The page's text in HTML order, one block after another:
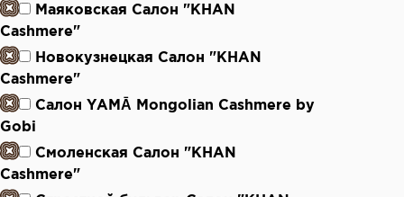
Маяковская Салон "KHAN
Cashmere"
Новокузнецкая Салон "KHAN
Cashmere"
Салон YAMĀ Mongolian Cashmere by
Gobi
Смоленская Салон "KHAN
Cashmere"